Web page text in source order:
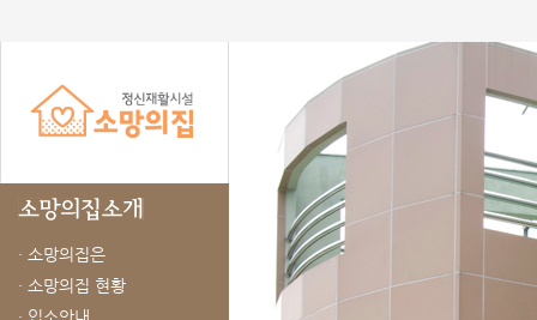
· 소망의집은
· 소망의집 현황
· 입소안내